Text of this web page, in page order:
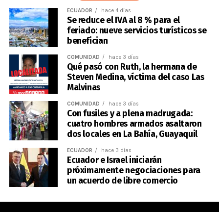
ECUADOR hace 4 días
Se reduce el IVA al 8 % para el
feriado: nueve servicios turísticos se
benefician
COMUNIDAD hace 3 días
Qué pasó con Ruth, la hermana de
Steven Medina, víctima del caso Las
Malvinas
COMUNIDAD hace 3 días
Con fusiles y a plena madrugada:
cuatro hombres armados asaltaron
dos locales en La Bahía, Guayaquil
ECUADOR hace 3 días
Ecuador e Israel iniciarán
próximamente negociaciones para
un acuerdo de libre comercio